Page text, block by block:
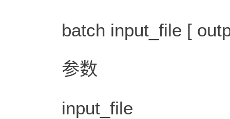
batch input_file [
参数
input_file